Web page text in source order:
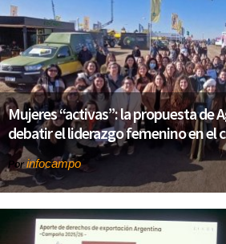
Mujeres “activas”: la propuesta de
debatir el liderazgo femenino en el
Porinfocampo